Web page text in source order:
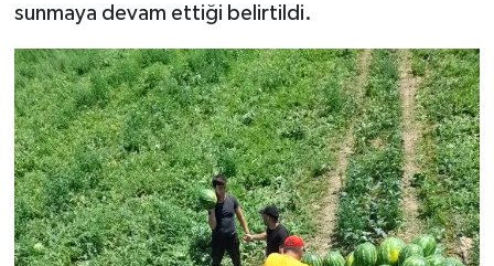
sunmaya devam ettiği belirtildi.